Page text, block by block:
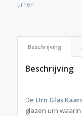
urnen
Beschrijving
Beschrijving
De Urn Glas
glazen urn